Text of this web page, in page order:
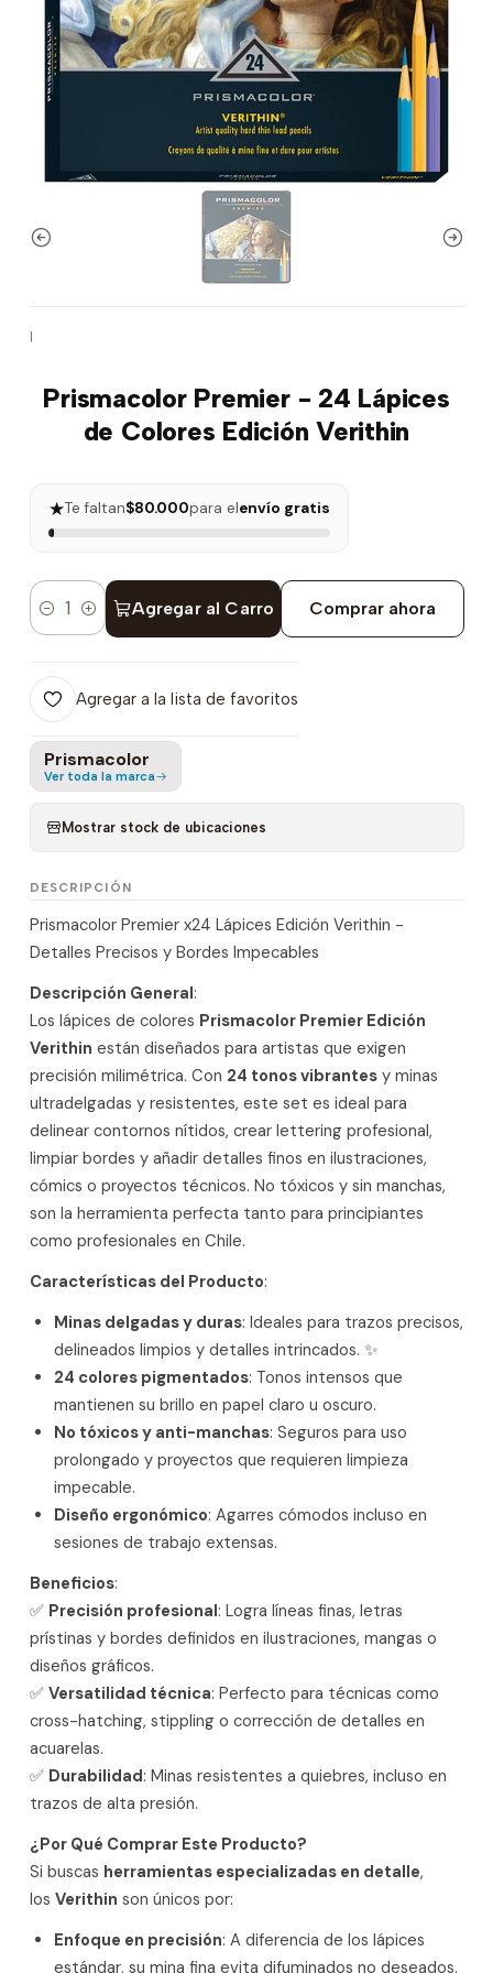
|
Prismacolor Premier - 24 Lápices
de Colores Edición Verithin
★Te faltan$80.000para elenvío gratis
Cantidad Agregar al Carro Comprar ahora
Agregar a la lista de favoritos
Prismacolor
Ver toda la marca
Mostrar stock de ubicaciones
DESCRIPCIÓN
Prismacolor Premier x24 Lápices Edición Verithin -
Detalles Precisos y Bordes Impecables
Descripción General:
Los lápices de colores Prismacolor Premier Edición
Verithin están diseñados para artistas que exigen
precisión milimétrica. Con 24 tonos vibrantesy minas
ultradelgadas y resistentes, este set es ideal para
delinear contornos nítidos, crear lettering profesional,
limpiar bordes y añadir detalles finos en ilustraciones,
cómics o proyectos técnicos. No tóxicos y sin manchas,
son la herramienta perfecta tanto para principiantes
como profesionales en Chile.
Características del Producto:
Minas delgadas y duras: Ideales para trazos precisos,
delineados limpios y detalles intrincados. ✨
24 colores pigmentados: Tonos intensos que
mantienen su brillo en papel claro u oscuro.
No tóxicos y anti-manchas: Seguros para uso
prolongado y proyectos que requieren limpieza
impecable.
Diseño ergonómico: Agarres cómodos incluso en
sesiones de trabajo extensas.
Beneficios:
✅ Precisión profesional: Logra líneas finas, letras
prístinas y bordes definidos en ilustraciones, mangas o
diseños gráficos.
✅ Versatilidad técnica: Perfecto para técnicas como
cross-hatching, stippling o corrección de detalles en
acuarelas.
✅ Durabilidad: Minas resistentes a quiebres, incluso en
trazos de alta presión.
¿Por Qué Comprar Este Producto?
Si buscas herramientas especializadas en detalle,
los Verithin son únicos por:
Enfoque en precisión: A diferencia de los lápices
estándar, su mina fina evita difuminados no deseados.